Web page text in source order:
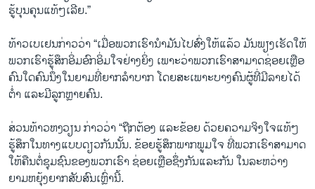
ຮູ້ບຸນຄຸນແທ້ໆເລີຍ.”
ທ້າວເບເຢນກ່າວວ່າ “ເມື່ອພວກເຮົານຳມັນໄປສົ່ງໃຫ້ແລ້ວ ມັນພຽງເຮັດໃຫ້
ພວກເຮົາຮູ້ສຶກອິ່ມອົກອິ່ມໃຈຢ່າງຍິ່ງ ເພາະວ່າພວກເຮົາສາມາດຊ່ອຍເຫຼືອ
ຄົນໃດຄົນນຶ່ງໃນຍາມທີ່ຍາກລຳບາກ ໂດຍສະເພາະບາງຄົນຜູ້ທີ່ມີລາຍໄດ້
ຕ່ຳ ແລະມີລູກຫຼາຍຄົນ.
ສ່ວນທ້າວຫງວຽນ ກ່າວວ່າ “ຖືກຕ້ອງ ແລະຂ້ອຍ ດ້ວຍຄວາມຈິງໃຈແທ້ໆ
ຮູ້ສຶກໃນທາງແບບດຽວກັນນັ້ນ. ຂ້ອຍຮູ້ສຶກພາກພູມໃຈ ທີ່ພວກເຮົາສາມາດ
ໃຫ້ຄືນຕໍ່ຊຸມຊົນຂອງພວກເຮົາ ຊ່ອຍເຫຼືອຊຶ່ງກັນແລະກັນ ໃນລະຫວ່າງ
ຍາມຫຍຸ້ງຍາກສັບສົນເຫຼົ່ານີ້.